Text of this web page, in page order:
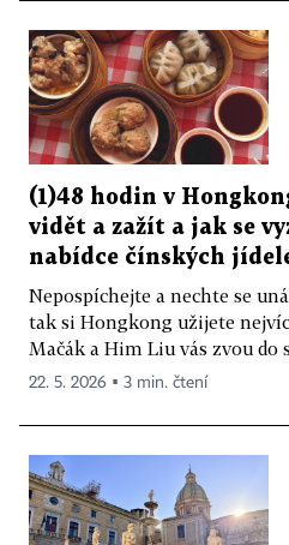
(1)48 hodin v
vidět a zažít a jak se
nabídce čínských
Nepospíchejte a nechte se
tak si Hongkong užijete
Mačák a Him Liu vás zvou do
22. 5. 2026 ▪ 3 min. čtení